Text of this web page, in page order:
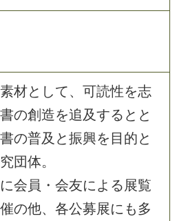
材として、可読性を志
の創造を追及するとと
の普及と振興を目的と
団体。
会員・会友による展覧
の他、各公募展にも多